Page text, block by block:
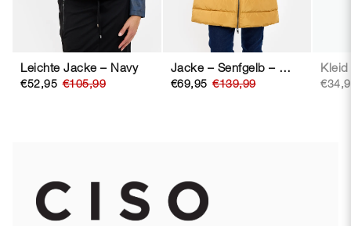
Leichte Jacke – Navy
€52,95 €105,99
Jacke – Senfgelb – Mit Kapuze
€69,95 €139,99